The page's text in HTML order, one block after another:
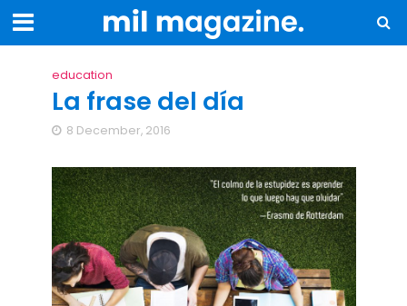
education
La frase del día
8 December, 2016